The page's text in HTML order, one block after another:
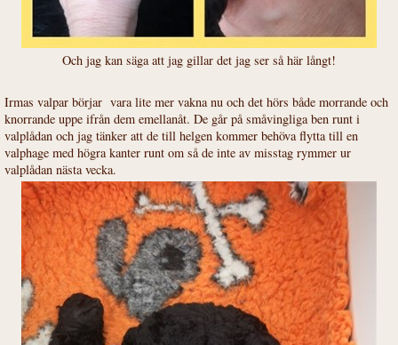
Och jag kan säga att jag gillar det jag ser så här långt!
Irmas valpar börjar vara lite mer vakna nu och det hörs både morrande och
knorrande uppe ifrån dem emellanåt. De går på småvingliga ben runt i
valplådan och jag tänker att de till helgen kommer behöva flytta till en
valphage med högra kanter runt om så de inte av misstag rymmer ur
valplådan nästa vecka.